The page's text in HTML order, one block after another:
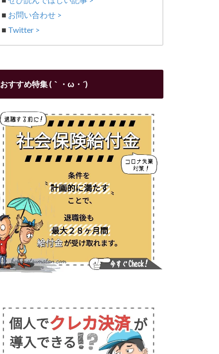
■ お問い合わせ >
■ Twitter >
おすすめ特集 (｀・ω・´)ゞ